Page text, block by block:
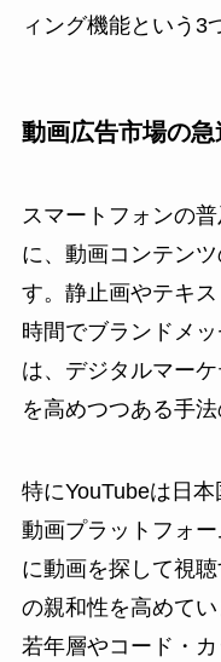
ィング機能という3
動画広告市場の
スマートフォンの
に、動画コンテン
す。静止画やテキ
時間でブランドメ
は、デジタルマー
を高めつつある手法
特にYouTubeは日
動画プラットフォ
に動画を探して視
の親和性を高めて
若年層やコード・